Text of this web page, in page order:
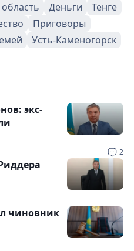
Деньги
Тенге
Приговоры
Усть-Каменогорск
2
экс-
чиновник